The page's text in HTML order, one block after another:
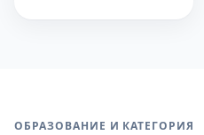
ОБРАЗОВАНИЕ И КАТЕГОРИЯ